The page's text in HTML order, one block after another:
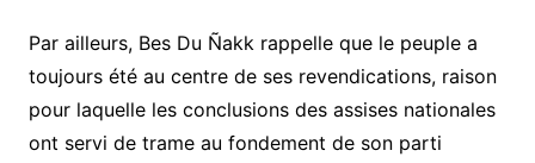
Par ailleurs, Bes Du Ñakk rappelle que le peuple a
toujours été au centre de ses revendications, raison
pour laquelle les conclusions des assises nationales
ont servi de trame au fondement de son parti